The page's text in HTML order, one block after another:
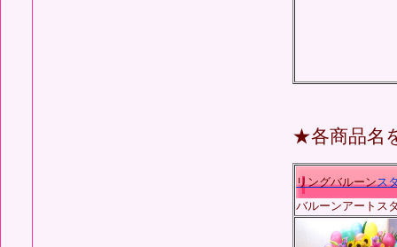
★各商品名
リングバルーンス
バルーンアートス